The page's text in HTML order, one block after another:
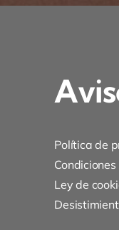
Política de
Ley de